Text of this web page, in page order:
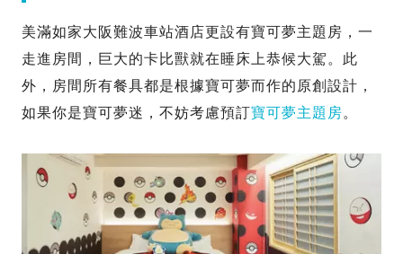
美滿如家大阪難波車站酒店更設有寶可夢主題房，一
走進房間，巨大的卡比獸就在睡床上恭候大駕。此
外，房間所有餐具都是根據寶可夢而作的原創設計，
如果你是寶可夢迷，不妨考慮預訂寶可夢主題房。